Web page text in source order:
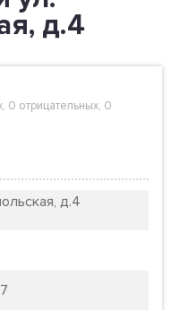
д.4
, 0 отрицательных, 0
д.4